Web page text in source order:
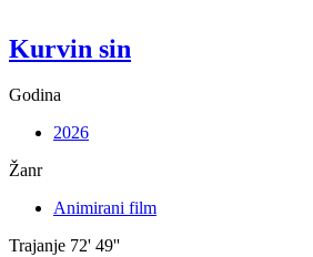
Kurvin sin
Godina
2026
Žanr
Animirani film
Trajanje 72' 49''